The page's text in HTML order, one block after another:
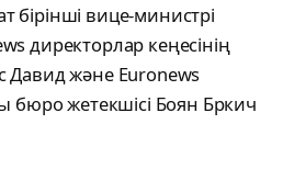
бірінші вице-министрі
директорлар кеңесінің
Давид және Euronews
бюро жетекшісі Боян Бркич